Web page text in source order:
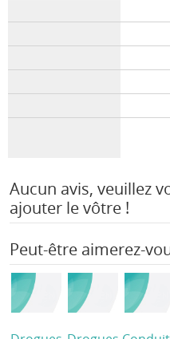
Aucun avis, veuillez
ajouter le vôtre !
Peut-être aimerez-